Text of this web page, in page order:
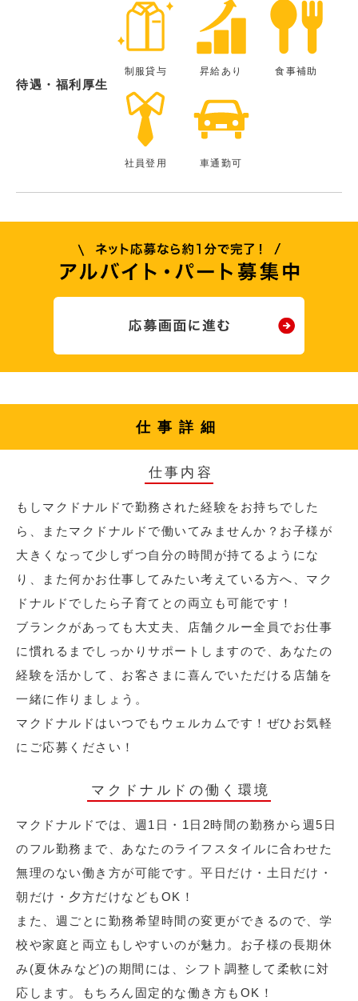
待遇・福利厚生
制服貸与 昇給あり 食事補助
社員登用 車通勤可
仕事詳細
仕事内容
もしマクドナルドで勤務された経験をお持ちでした
ら、またマクドナルドで働いてみませんか？お子様が
大きくなって少しずつ自分の時間が持てるようにな
り、また何かお仕事してみたい考えている方へ、マク
ドナルドでしたら子育てとの両立も可能です！
ブランクがあっても大丈夫、店舗クルー全員でお仕事
に慣れるまでしっかりサポートしますので、あなたの
経験を活かして、お客さまに喜んでいただける店舗を
一緒に作りましょう。
マクドナルドはいつでもウェルカムです！ぜひお気軽
にご応募ください！
マクドナルドの働く環境
マクドナルドでは、週1日・1日2時間の勤務から週5日
のフル勤務まで、あなたのライフスタイルに合わせた
無理のない働き方が可能です。平日だけ・土日だけ・
朝だけ・夕方だけなどもOK！
また、週ごとに勤務希望時間の変更ができるので、学
校や家庭と両立もしやすいのが魅力。お子様の長期休
み(夏休みなど)の期間には、シフト調整して柔軟に対
応します。もちろん固定的な働き方もOK！